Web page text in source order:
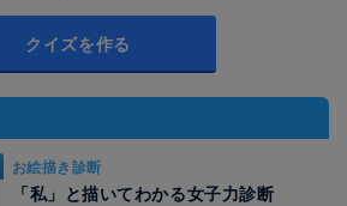
クイズを作る
お絵描き診断
「私」と描いてわかる女子力診断